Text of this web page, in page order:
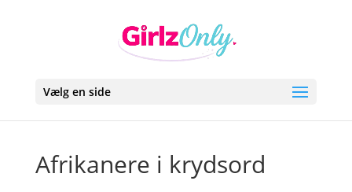
Vælg en side
Afrikanere i krydsord